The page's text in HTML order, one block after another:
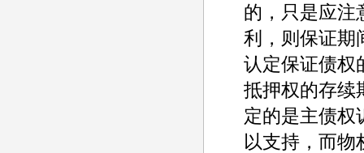
的，只是应注
利，则保证期
认定保证债权
抵押权的存续
定的是主债权
以支持，而